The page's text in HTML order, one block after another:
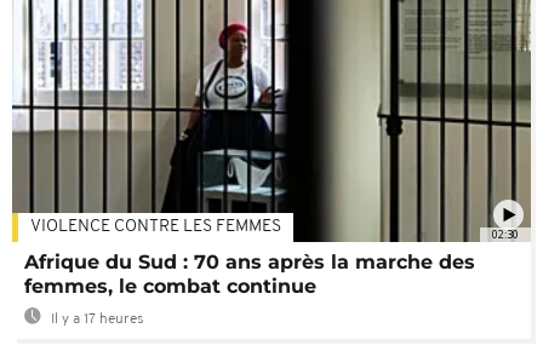
02:30
VIOLENCE CONTRE LES FEMMES
Afrique du Sud : 70 ans après la marche des
femmes, le combat continue
Il y a 17 heures